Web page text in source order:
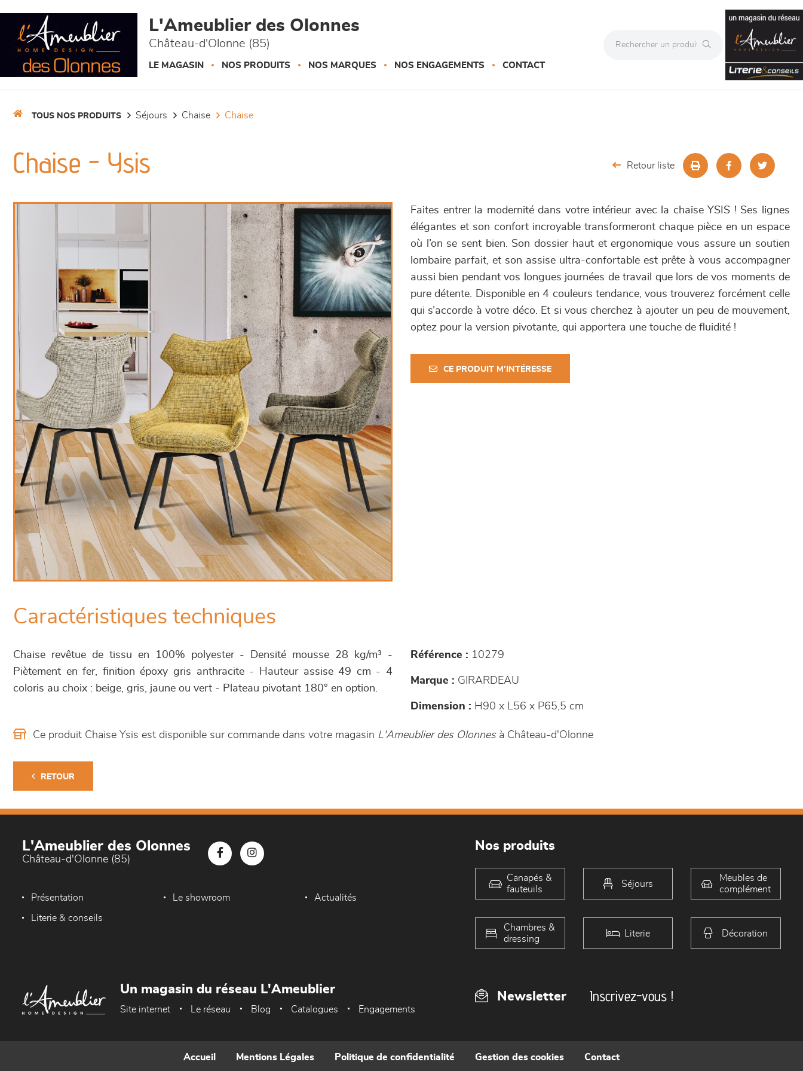
L'Ameublier des Olonnes
Château-d'Olonne (85)
LE MAGASIN NOS PRODUITS NOS MARQUES NOS ENGAGEMENTS CONTACT
TOUS NOS PRODUITS séjours chaise chaise
Chaise - Ysis Retour liste
Faites entrer la modernité dans votre intérieur avec la chaise YSIS ! Ses lignes
élégantes et son confort incroyable transformeront chaque pièce en un espace
où l’on se sent bien. Son dossier haut et ergonomique vous assure un soutien
lombaire parfait, et son assise ultra-confortable est prête à vous accompagner
aussi bien pendant vos longues journées de travail que lors de vos moments de
pure détente. Disponible en 4 couleurs tendance, vous trouverez forcément celle
qui s’accorde à votre déco. Et si vous cherchez à ajouter un peu de mouvement,
optez pour la version pivotante, qui apportera une touche de fluidité !
CE PRODUIT M'INTÉRESSE
Caractéristiques techniques
Chaise revêtue de tissu en 100% polyester - Densité mousse 28 kg/m³ -
Piètement en fer, finition époxy gris anthracite - Hauteur assise 49 cm - 4
coloris au choix : beige, gris, jaune ou vert - Plateau pivotant 180° en option.
Référence : 10279
Marque : GIRARDEAU
Dimension : H90 x L56 x P65,5 cm
Ce produit Chaise Ysis est disponible sur commande dans votre magasin L'Ameublier des Olonnesà Château-d'Olonne
RETOUR
L'Ameublier des Olonnes
Château-d'Olonne (85)
Présentation Le showroom Actualités
Literie & conseils
Nos produits
Canapés &
fauteuils
Séjours
Meubles de
complément
Chambres &
dressing
Literie Décoration
Newsletter Inscrivez-vous !
Un magasin du réseau L'Ameublier
Site internet Le réseau Blog Catalogues Engagements
Accueil Mentions Légales Politique de confidentialité Gestion des cookies Contact